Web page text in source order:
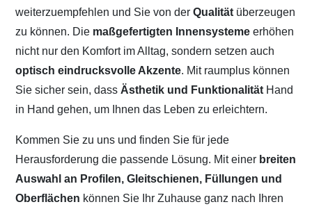
weiterzuempfehlen und Sie von derQualität überzeugen
zu können. Die maßgefertigten Innensystemeerhöhen
nicht nur den Komfort im Alltag, sondern setzen auch
optisch eindrucksvolle Akzente. Mit raumplus können
Sie sicher sein, dass Ästhetik und Funktionalität Hand
in Hand gehen, um Ihnen das Leben zu erleichtern.
Kommen Sie zu uns und finden Sie für jede
Herausforderung die passende Lösung. Mit einer breiten
Auswahl an Profilen, Gleitschienen, Füllungen und
Oberflächen können Sie Ihr Zuhause ganz nach Ihren